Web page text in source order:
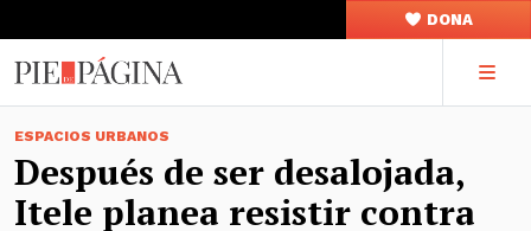
DONA
ESPACIOS URBANOS
Después de ser desalojada,
Itele planea resistir contra